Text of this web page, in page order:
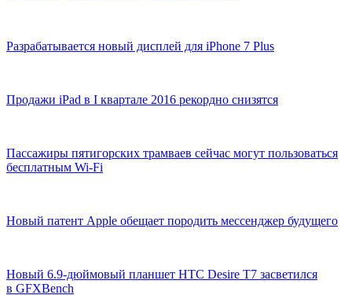
Разрабатывается новый дисплей для iPhone 7 Plus
Продажи iPad в I квартале 2016 рекордно снизятся
Пассажиры пятигорских трамваев сейчас могут пользоваться
бесплатным Wi-Fi
Новый патент Apple обещает породить мессенджер будущего
Новый 6.9-дюймовый планшет HTC Desire T7 засветился
в GFXBench